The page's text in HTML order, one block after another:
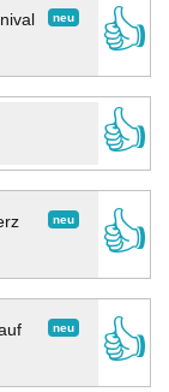
neu
👍
👍
neu 👍
neu
👍